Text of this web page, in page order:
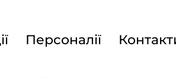
Персоналії